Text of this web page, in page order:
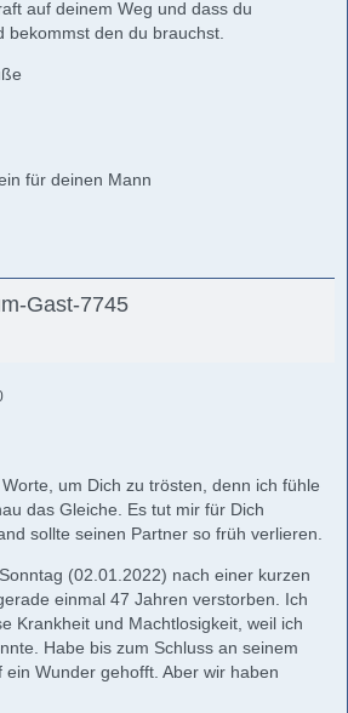
auf deinem Weg und dass du
bekommst den du brauchst.
für deinen Mann
Gast-7745
um Dich zu trösten, denn ich fühle
das Gleiche. Es tut mir für Dich
sollte seinen Partner so früh verlieren.
(02.01.2022) nach einer kurzen
einmal 47 Jahren verstorben. Ich
Krankheit und Machtlosigkeit, weil ich
Habe bis zum Schluss an seinem
ein Wunder gehofft. Aber wir haben